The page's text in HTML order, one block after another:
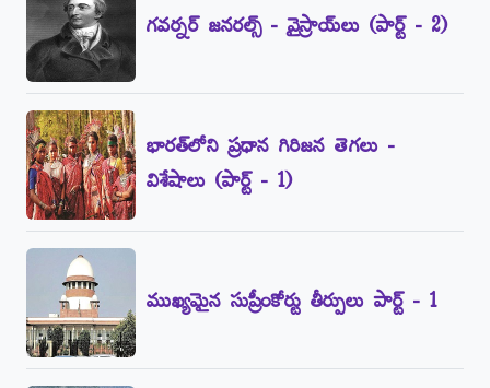
గవర్నర్‌ జనరల్స్‌ - వైస్రాయ్‌లు (పార్ట్‌ - 2)
భారత్‌లోని ప్రధాన గిరిజన తెగలు -
విశేషాలు (పార్ట్‌ - 1)
ముఖ్యమైన సుప్రీంకోర్టు తీర్పులు పార్ట్‌ - 1